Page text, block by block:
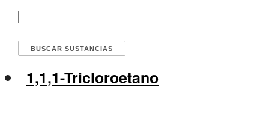
1,1,1-Tricloroetano